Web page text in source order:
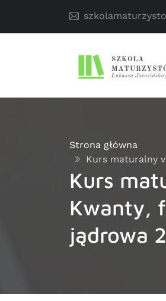
Strona główna
Kurs maturalny
Kurs
Kwanty,
jądrowa 2